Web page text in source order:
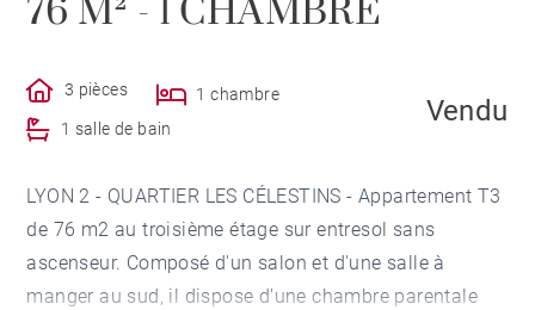
76 M² - 1 CHAMBRE
3 pièces
1 chambre
1 salle de bain
Vendu
LYON 2 - QUARTIER LES CÉLESTINS - Appartement T3
de 76 m2 au troisième étage sur entresol sans
ascenseur. Composé d'un salon et d'une salle à
manger au sud, il dispose d'une chambre parentale